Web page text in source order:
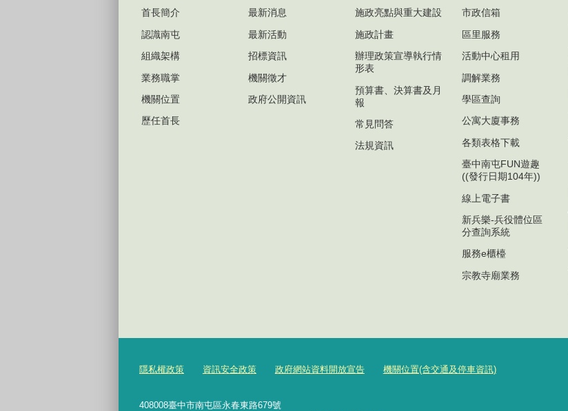
首長簡介
認識南屯
組織架構
業務職掌
機關位置
歷任首長
最新消息
最新活動
招標資訊
機關徵才
政府公開資訊
施政亮點與重大建設
施政計畫
辦理政策宣導執行情
形表
預算書、決算書及月
報
常見問答
法規資訊
市政信箱
區里服務
活動中心租用
調解業務
學區查詢
公寓大廈事務
各類表格下載
臺中南屯FUN遊趣
((發行日期104年))
線上電子書
新兵樂-兵役體位區
分查詢系統
服務e櫃檯
宗教寺廟業務
隱私權政策 資訊安全政策 政府網站資料開放宣告 機關位置(含交通及停車資訊)
408008臺中市南屯區永春東路679號